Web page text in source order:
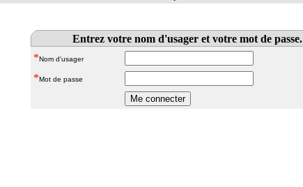
Entrez votre nom d'usager et votre mot de passe.
*Nom d'usager
*Mot de passe